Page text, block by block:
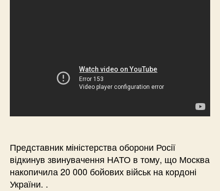
Представник міністерства оборони Росії
відкинув звинувачення НАТО в тому, що Москва
накопичила 20 000 бойових військ на кордоні
України. .